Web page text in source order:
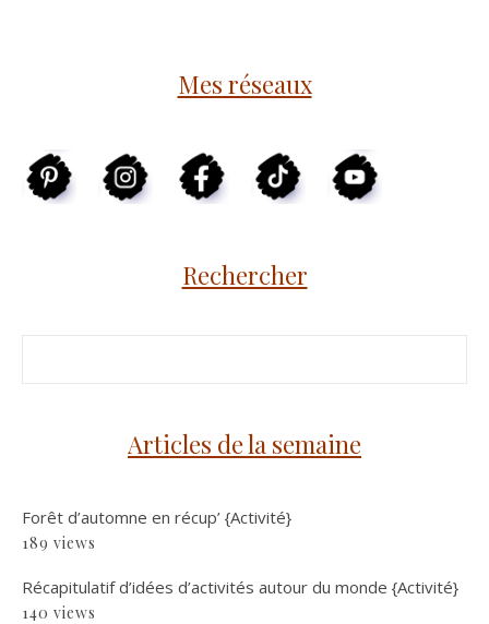
Mes réseaux
Rechercher
Articles de la semaine
Forêt d’automne en récup’ {Activité}
189 views
Récapitulatif d’idées d’activités autour du monde {Activité}
140 views